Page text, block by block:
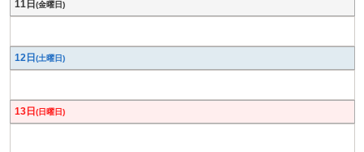
11日 (金曜日)
12日 (土曜日)
13日 (日曜日)